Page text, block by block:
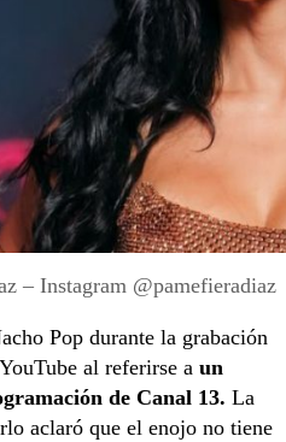
– Instagram @pamefieradiaz
Pop durante la grabación
al referirse a un
de Canal 13. La
aclaró que el enojo no tiene